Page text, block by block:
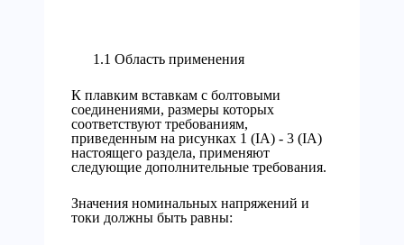
1.1 Область применения
К плавким вставкам с болтовыми
соединениями, размеры которых
соответствуют требованиям,
приведенным на рисунках 1 (IA) - 3 (IA)
настоящего раздела, применяют
следующие дополнительные требования.
Значения номинальных напряжений и
токи должны быть равны: